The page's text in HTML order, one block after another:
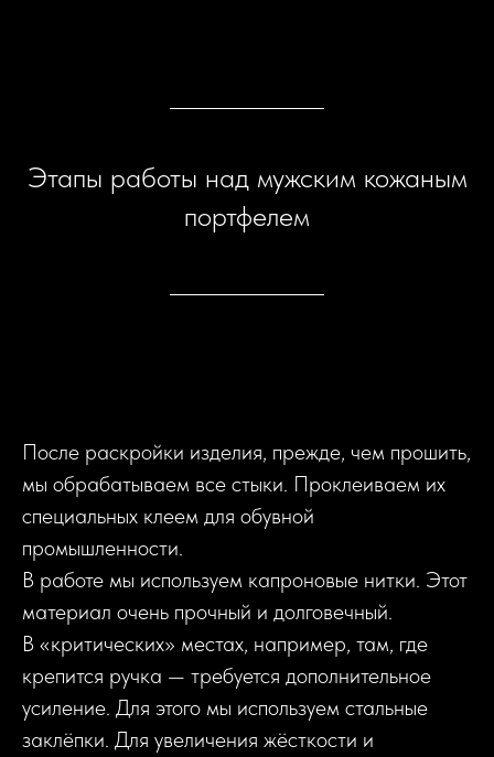
Этапы работы над мужским кожаным
портфелем
После раскройки изделия, прежде, чем прошить,
мы обрабатываем все стыки. Проклеиваем их
специальных клеем для обувной
промышленности.
В работе мы используем капроновые нитки. Этот
материал очень прочный и долговечный.
В «критических» местах, например, там, где
крепится ручка — требуется дополнительное
усиление. Для этого мы используем стальные
заклёпки. Для увеличения жёсткости и